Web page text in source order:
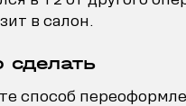
в салон.
сделать
способ